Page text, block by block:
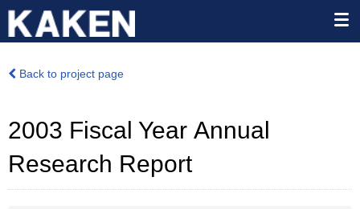
Back to project page
2003 Fiscal Year Annual
Research Report